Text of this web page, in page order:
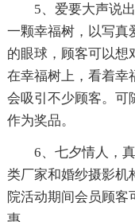
5、爱要大声说出
一颗幸福树，以写真
的眼球，顾客可以想
在幸福树上，看着幸
会吸引不少顾客。可
作为奖品。
6、七夕情人，真
类厂家和婚纱摄影机
院活动期间会员顾客